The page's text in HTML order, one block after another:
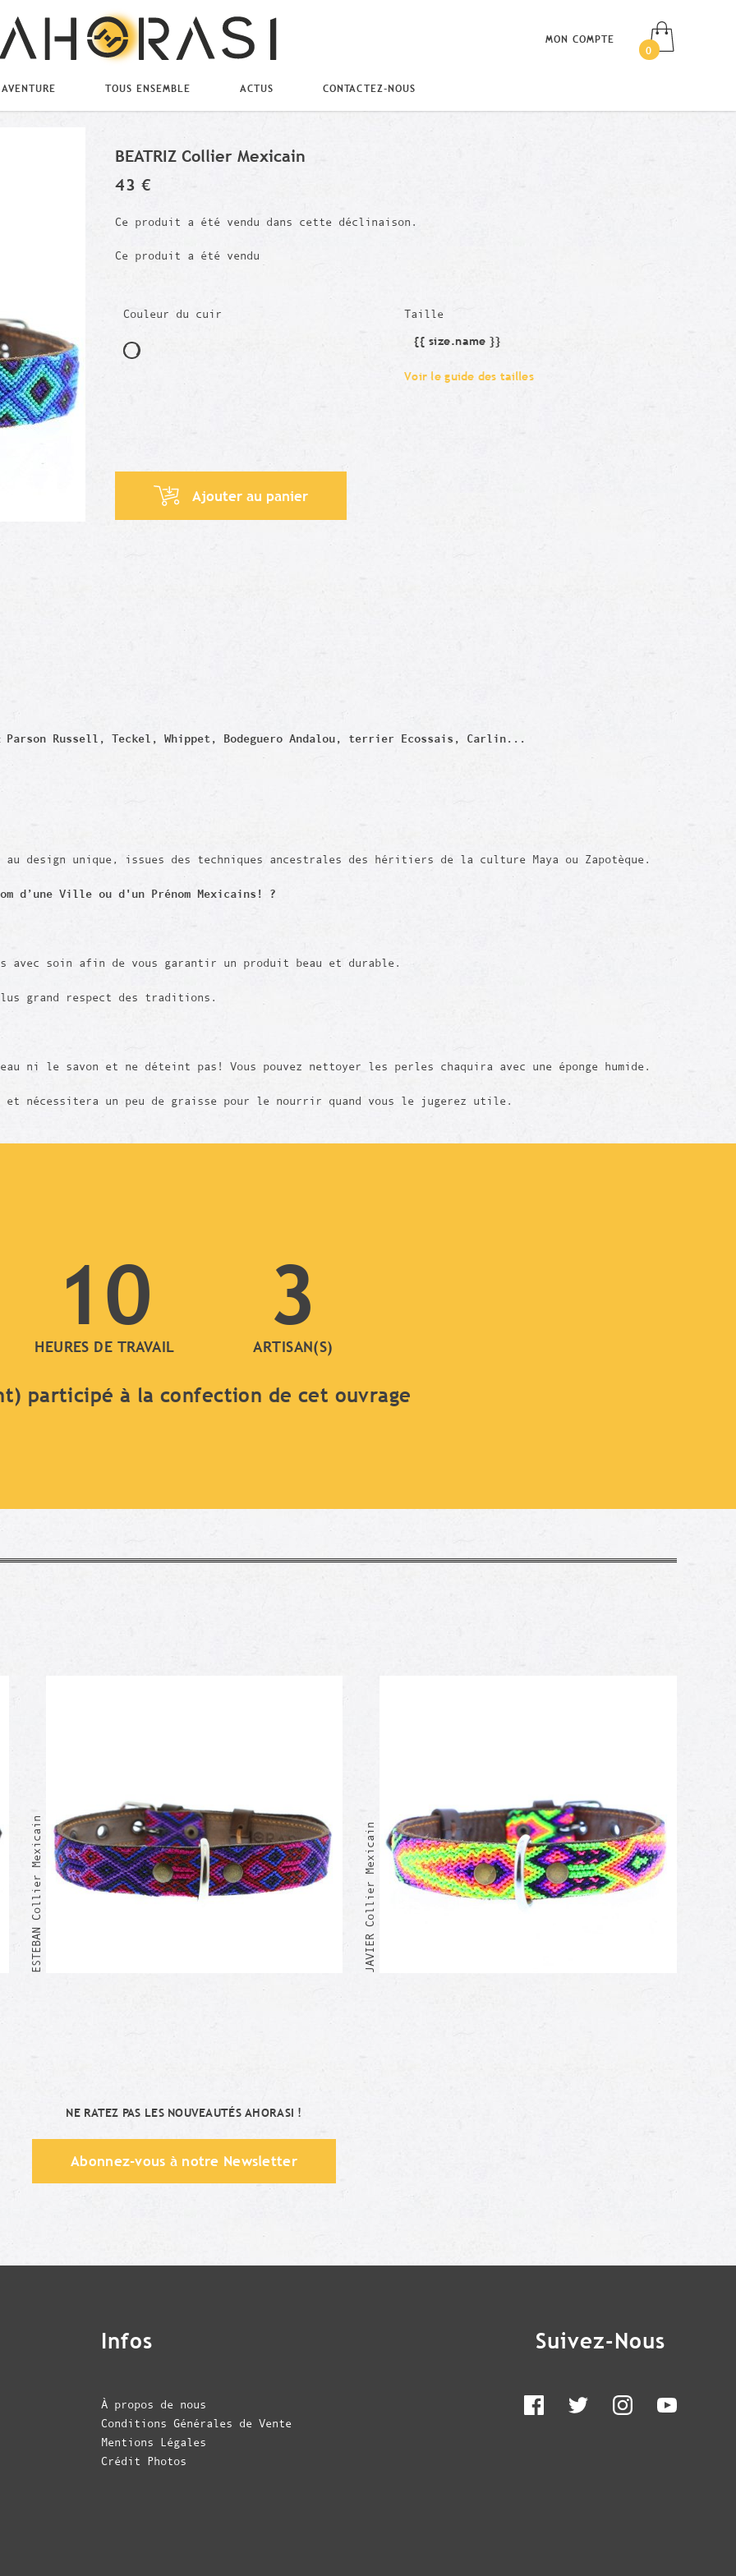
TOUS ENSEMBLE ACTUS CONTACTEZ-NOUS
MON COMPTE
0
BEATRIZ Collier Mexicain
43 €
Ce produit a été vendu dans cette déclinaison.
Ce produit a été vendu
Couleur du cuir Taille
Taille
{{ size.name }}
Voir le guide des tailles
Ajouter au panier
Russell, Teckel, Whippet, Bodeguero Andalou, terrier Ecossais, Carlin...
design unique, issues des techniques ancestrales des héritiers de la culture Maya ou Zapotèque.
d’une Ville ou d'un Prénom Mexicains! ?
avec soin afin de vous garantir un produit beau et durable.
grand respect des traditions.
ni le savon et ne déteint pas! Vous pouvez nettoyer les perles chaquira avec une éponge humide.
nécessitera un peu de graisse pour le nourrir quand vous le jugerez utile.
10
HEURES DE TRAVAIL
3
ARTISAN(S)
participé à la confection de cet ouvrage
ESTEBAN Collier Mexicain JAVIER Collier Mexicain
NE RATEZ PAS LES NOUVEAUTÉS AHORASI !
Abonnez-vous à notre Newsletter
Infos
À propos de nous
Conditions Générales de Vente
Mentions Légales
Crédit Photos
Suivez-Nous